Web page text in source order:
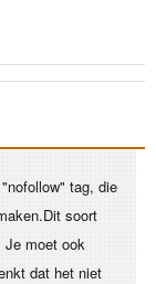
tag, die
soort
Je moet ook
dat het niet